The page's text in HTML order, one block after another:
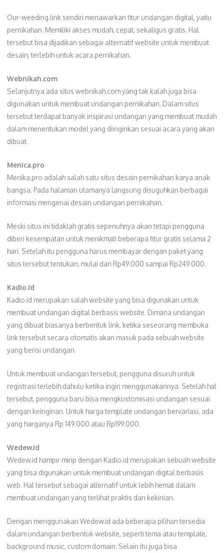
Our-weeding.link sendiri menawarkan fitur undangan digital, yaitu
pernikahan. Memiliki akses mudah, cepat, sekaligus gratis. Hal
tersebut bisa dijadikan sebagai alternatif website untuk membuat
desain, terlebih untuk acara pernikahan.
Webnikah.com
Selanjutnya ada situs webnikah.com yang tak kalah juga bisa
digunakan untuk membuat undangan pernikahan. Dalam situs
tersebut terdapat banyak inspirasi undangan yang membuat mudah
dalam menentukan model yang diinginkan sesuai acara yang akan
dibuat.
Menica.pro
Menika.pro adalah salah satu situs desain pernikahan karya anak
bangsa. Pada halaman utamanya langsung disuguhkan berbagai
informasi mengenai desain undangan pernikahan.
Meski situs ini tidaklah gratis sepenuhnya akan tetapi pengguna
diberi kesempatan untuk menikmati beberapa fitur gratis selama 2
hari. Setelah itu pengguna harus membayar dengan paket yang
situs tersebut tentukan, mulai dari Rp49.000 sampai Rp249.000.
Kadio.id
Kadio.id merupakan salah website yang bisa digunakan untuk
membuat undangan digital berbasis website. Dimana undangan
yang dibuat biasanya berbentuk link, ketika seseorang membuka
link tersebut secara otomatis akan masuk pada sebuah website
yang berisi undangan.
Untuk membuat undangan tersebut, pengguna disuruh untuk
registrasi terlebih dahulu ketika ingin menggunakannya. Setelah hal
tersebut, pengguna baru bisa mengkustomisasi undangan sesuai
dengan keinginan. Untuk harga template undangan bervariasi, ada
yang harganya Rp 149.000 atau Rp199.000.
Wedew.id
Wedew.id hampir mirip dengan Kadio.id merupakan sebuah website
yang bisa digunakan untuk membuat undangan digital berbasis
web. Hal tersebut sebagai alternatif untuk lebih hemat dalam
membuat undangan yang terlihat praktis dan kekinian.
Dengan menggunakan Wedew.id ada beberapa pilihan tersedia
dalam undangan berbentuk website, seperti tema atau template,
background music, custom domain. Selain itu juga bisa